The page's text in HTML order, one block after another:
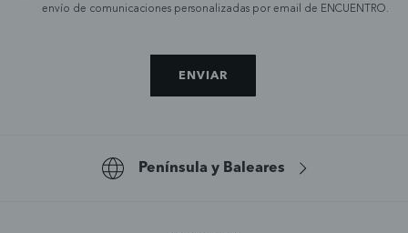
envío de comunicaciones personalizadas por email de ENCUENTRO.
ENVIAR
Península y Baleares